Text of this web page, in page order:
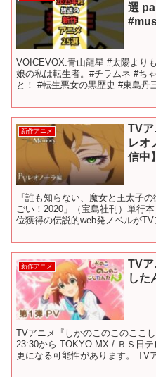
選
VOICEVOX:青山龍星 #太陽より
娘の私は転生者。#チラムネ #ち
と！ #転生悪女の黒歴史 #東島丹
新作アニメ
TVア
レオ
信中】
『誰も知らない、魔女と王太子
ごい！2020」（宝島社刊）単行
位獲得の伝説的web発ノベルが
新作アニメ
TVア
した
TVアニメ『しかのこのこのここ
23:30から TOKYO MX / ＢＳ日
更になる可能性があります。 TV